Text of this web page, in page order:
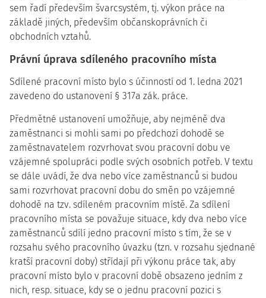
sem řadí především švarcsystém, tj. výkon práce na
základě jiných, především občanskoprávních či
obchodních vztahů.
Právní úprava sdíleného pracovního místa
Sdílené pracovní místo bylo s účinností od 1. ledna 2021
zavedeno do ustanovení § 317a zák. práce.
Předmětné ustanovení umožňuje, aby nejméně dva
zaměstnanci si mohli sami po předchozí dohodě se
zaměstnavatelem rozvrhovat svou pracovní dobu ve
vzájemné spolupráci podle svých osobních potřeb. V textu
se dále uvádí, že dva nebo více zaměstnanců si budou
sami rozvrhovat pracovní dobu do směn po vzájemné
dohodě na tzv. sdíleném pracovním místě. Za sdílení
pracovního místa se považuje situace, kdy dva nebo více
zaměstnanců sdílí jedno pracovní místo s tím, že se v
rozsahu svého pracovního úvazku (tzn. v rozsahu sjednané
kratší pracovní doby) střídají při výkonu práce tak, aby
pracovní místo bylo v pracovní době obsazeno jedním z
nich, resp. situace, kdy se o jednu pracovní pozici s